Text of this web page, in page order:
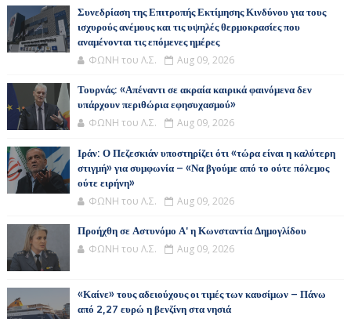
Συνεδρίαση της Επιτροπής Εκτίμησης Κινδύνου για τους
ισχυρούς ανέμους και τις υψηλές θερμοκρασίες που
αναμένονται τις επόμενες ημέρες
ΦΩΝΗ του Λ.Σ. Aug 09, 2026
Τουρνάς: «Απέναντι σε ακραία καιρικά φαινόμενα δεν
υπάρχουν περιθώρια εφησυχασμού»
ΦΩΝΗ του Λ.Σ. Aug 09, 2026
Ιράν: Ο Πεζεσκιάν υποστηρίζει ότι «τώρα είναι η καλύτερη
στιγμή» για συμφωνία – «Να βγούμε από το ούτε πόλεμος
ούτε ειρήνη»
ΦΩΝΗ του Λ.Σ. Aug 09, 2026
Προήχθη σε Αστυνόμο Α' η Κωνσταντία Δημογλίδου
ΦΩΝΗ του Λ.Σ. Aug 09, 2026
«Καίνε» τους αδειούχους οι τιμές των καυσίμων – Πάνω
από 2,27 ευρώ η βενζίνη στα νησιά